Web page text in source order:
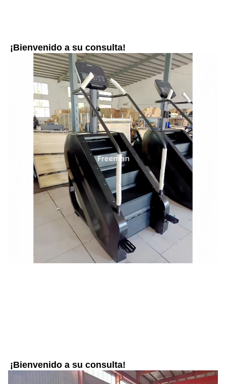
¡Bienvenido a su consulta!
¡Bienvenido a su consulta!